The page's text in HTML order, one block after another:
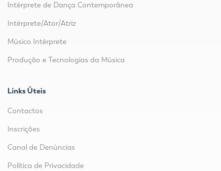
Intérprete de Dança Contemporânea
Intérprete/Ator/Atriz
Músico Intérprete
Produção e Tecnologias da Música
Links Úteis
Contactos
Inscrições
Canal de Denúncias
Política de Privacidade